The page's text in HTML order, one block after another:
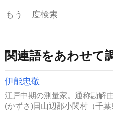
関連語をあわせて
伊能忠敬
江戸中期の測量家。通称勘解
(かずさ)国山辺郡小関村（千